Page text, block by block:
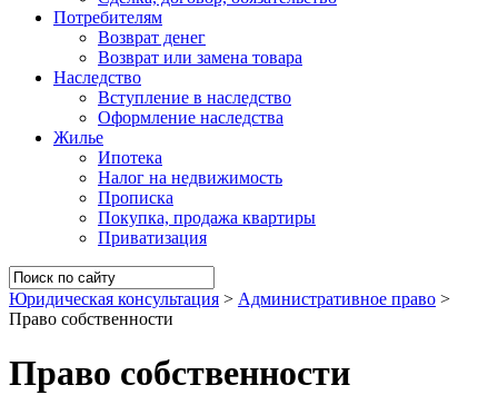
Потребителям
Возврат денег
Возврат или замена товара
Наследство
Вступление в наследство
Оформление наследства
Жилье
Ипотека
Налог на недвижимость
Прописка
Покупка, продажа квартиры
Приватизация
Юридическая консультация > Административное право >
Право собственности
Право собственности